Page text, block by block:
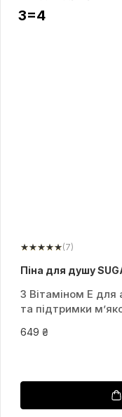
3=4
(7)
Піна для душу
З Вітаміном Е для
та підтримки
649 ₴